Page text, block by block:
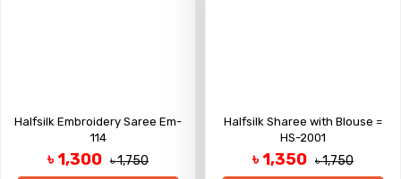
Halfsilk Embroidery Saree Em-
114
৳ 1,300 ৳ 1,750
Halfsilk Sharee with Blouse =
HS-2001
৳ 1,350 ৳ 1,750